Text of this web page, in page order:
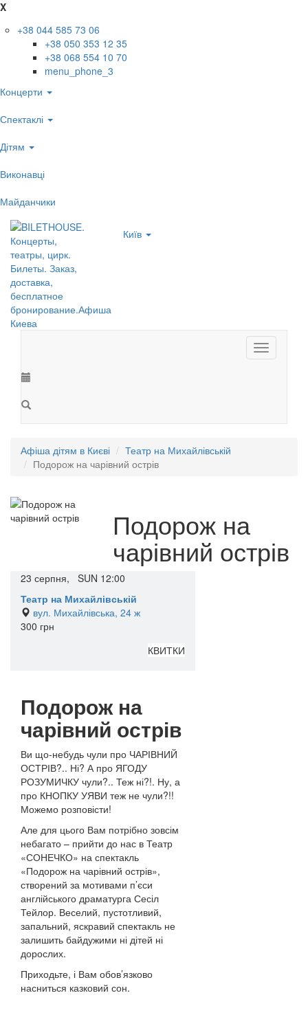
X
+38 044 585 73 06
+38 050 353 12 35
+38 068 554 10 70
menu_phone_3
Концерти
Спектаклі
Дітям
Виконавці
Майданчики
Київ
Toggle
navigation
Афіша дітям в Києві
Театр на Михайлівській
Подорож на чарівний острів
Подорож на
чарівний острів
23 серпня, SUN 12:00
Театр на Михайлівській
вул. Михайлівська, 24 ж
300 грн
КВИТКИ
Подорож на
чарівний острів
Ви що-небудь чули про ЧАРІВНИЙ
ОСТРІВ?.. Ні? А про ЯГОДУ
РОЗУМИЧКУ чули?.. Теж ні?!. Ну, а
про КНОПКУ УЯВИ теж не чули?!!
Можемо розповісти!
Але для цього Вам потрібно зовсім
небагато – прийти до нас в Театр
«СОНЕЧКО» на спектакль
«Подорож на чарівний острів»,
створений за мотивами п’єси
англійського драматурга Сесіл
Тейлор. Веселий, пустотливий,
запальний, яскравий спектакль не
залишить байдужими ні дітей ні
дорослих.
Приходьте, і Вам обов’язково
насниться казковий сон.